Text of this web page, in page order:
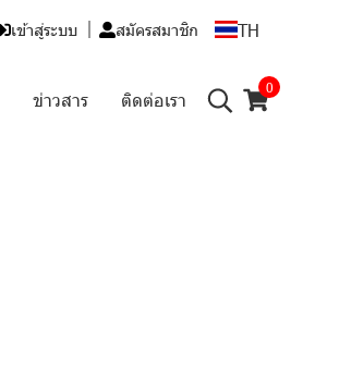
เข้าสู่ระบบ สมัครสมาชิก TH
ข่าวสาร ติดต่อเรา
0